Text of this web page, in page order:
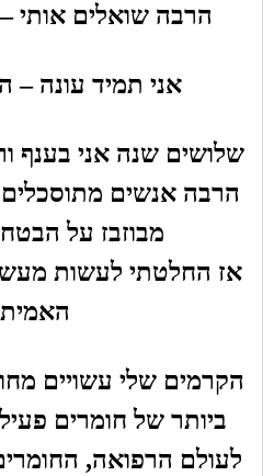
הרבה שואלים אותי
אני תמיד עונה
שלושים שנה אני בענף
הרבה אנשים
מבוזבז על
אז החלטתי לעשות
הקרמים שלי עשויים
ביותר של חומרים
לעולם הרפואה,